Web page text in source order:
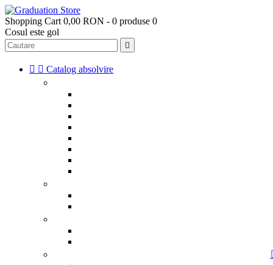
Shopping Cart 0,00 RON - 0 produse 0
Cosul este gol

  Catalog absolvire